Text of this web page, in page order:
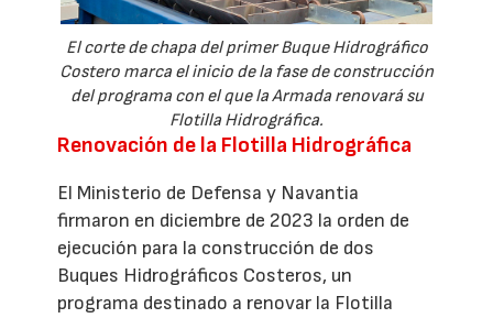
El corte de chapa del primer Buque Hidrográfico
Costero marca el inicio de la fase de construcción
del programa con el que la Armada renovará su
Flotilla Hidrográfica.
Renovación de la Flotilla Hidrográfica
El Ministerio de Defensa y Navantia
firmaron en diciembre de 2023 la orden de
ejecución para la construcción de dos
Buques Hidrográficos Costeros, un
programa destinado a renovar la Flotilla